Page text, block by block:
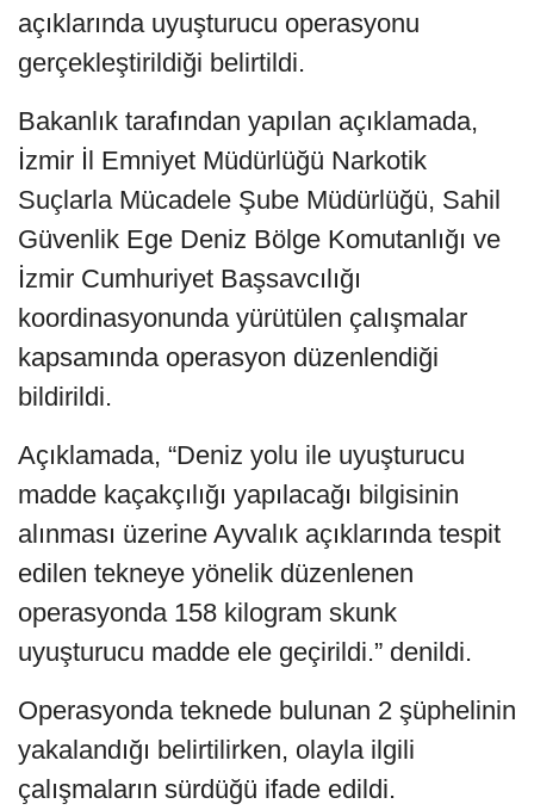
açıklarında uyuşturucu operasyonu
gerçekleştirildiği belirtildi.
Bakanlık tarafından yapılan açıklamada,
İzmir İl Emniyet Müdürlüğü Narkotik
Suçlarla Mücadele Şube Müdürlüğü, Sahil
Güvenlik Ege Deniz Bölge Komutanlığı ve
İzmir Cumhuriyet Başsavcılığı
koordinasyonunda yürütülen çalışmalar
kapsamında operasyon düzenlendiği
bildirildi.
Açıklamada, “Deniz yolu ile uyuşturucu
madde kaçakçılığı yapılacağı bilgisinin
alınması üzerine Ayvalık açıklarında tespit
edilen tekneye yönelik düzenlenen
operasyonda 158 kilogram skunk
uyuşturucu madde ele geçirildi.” denildi.
Operasyonda teknede bulunan 2 şüphelinin
yakalandığı belirtilirken, olayla ilgili
çalışmaların sürdüğü ifade edildi.